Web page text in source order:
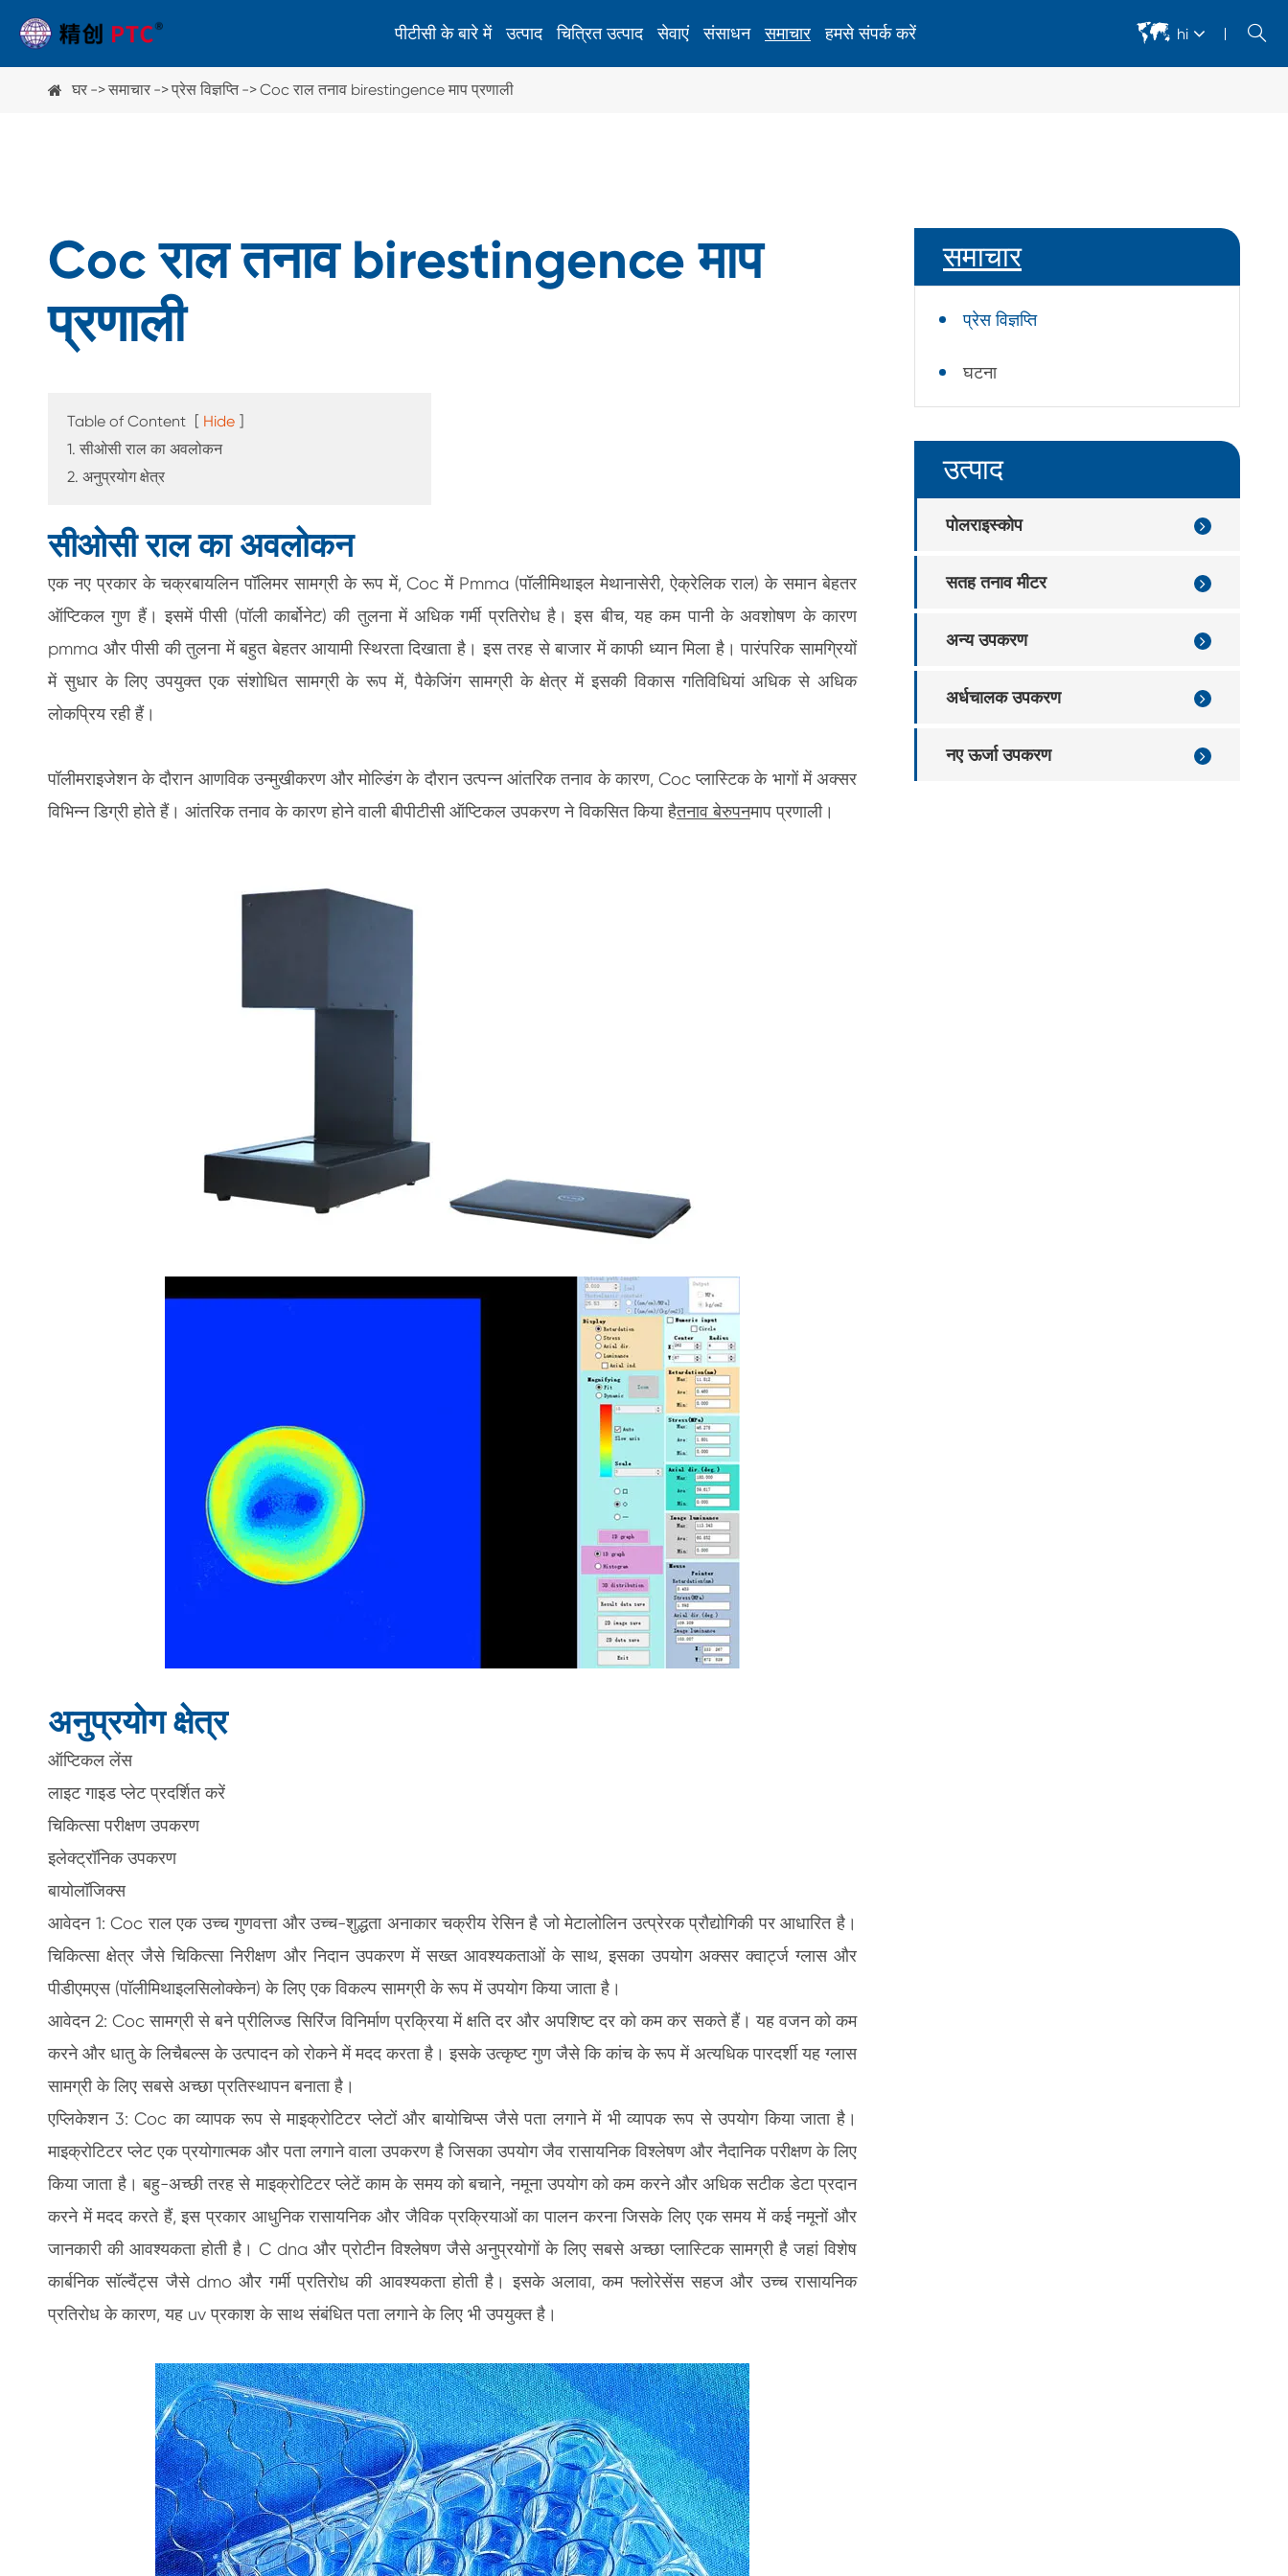
पीटीसी के बारे में उत्पाद
अन्य उपकरण
एएमबी कॉस्मेटिक दोष स्वचालित निरीक्षण उपकरण
एएमबी सोल्डर दोष स्वचालित निरीक्षण उपकरण
सिरेमिक सब्सट्रेट चापलूसी और मोटाई का पता लगाने वाले उपकरण
ध्वनिक टोमोग्राफी स्कैन
चिप ट्रे दोष निरीक्षण उपकरण
चित्रित उत्पाद सेवाएं संसाधन समाचार हमसे संपर्क करें  hi 
घर समाचार प्रेस विज्ञप्ति Coc राल तनाव birestingence माप प्रणाली
Coc राल तनाव birestingence माप
प्रणाली
Table of Content [ Hide ]
1. सीओसी राल का अवलोकन
2. अनुप्रयोग क्षेत्र
सीओसी राल का अवलोकन
एक नए प्रकार के चक्रबायलिन पॉलिमर सामग्री के रूप में, Coc में Pmma (पॉलीमिथाइल मेथानासेरी, ऐक्रेलिक राल) के समान बेहतर
ऑप्टिकल गुण हैं। इसमें पीसी (पॉली कार्बोनेट) की तुलना में अधिक गर्मी प्रतिरोध है। इस बीच, यह कम पानी के अवशोषण के कारण
pmma और पीसी की तुलना में बहुत बेहतर आयामी स्थिरता दिखाता है। इस तरह से बाजार में काफी ध्यान मिला है। पारंपरिक सामग्रियों
में सुधार के लिए उपयुक्त एक संशोधित सामग्री के रूप में, पैकेजिंग सामग्री के क्षेत्र में इसकी विकास गतिविधियां अधिक से अधिक
लोकप्रिय रही हैं।
पॉलीमराइजेशन के दौरान आणविक उन्मुखीकरण और मोल्डिंग के दौरान उत्पन्न आंतरिक तनाव के कारण, Coc प्लास्टिक के भागों में अक्सर
विभिन्न डिग्री होते हैं। आंतरिक तनाव के कारण होने वाली बीपीटीसी ऑप्टिकल उपकरण ने विकसित किया हैतनाव बेरुपनमाप प्रणाली।
अनुप्रयोग क्षेत्र
ऑप्टिकल लेंस
लाइट गाइड प्लेट प्रदर्शित करें
चिकित्सा परीक्षण उपकरण
इलेक्ट्रॉनिक उपकरण
बायोलॉजिक्स
आवेदन 1: Coc राल एक उच्च गुणवत्ता और उच्च-शुद्धता अनाकार चक्रीय रेसिन है जो मेटालोलिन उत्प्रेरक प्रौद्योगिकी पर आधारित है।
चिकित्सा क्षेत्र जैसे चिकित्सा निरीक्षण और निदान उपकरण में सख्त आवश्यकताओं के साथ, इसका उपयोग अक्सर क्वार्ट्ज ग्लास और
पीडीएमएस (पॉलीमिथाइलसिलोक्केन) के लिए एक विकल्प सामग्री के रूप में उपयोग किया जाता है।
आवेदन 2: Coc सामग्री से बने प्रीलिज्ड सिरिंज विनिर्माण प्रक्रिया में क्षति दर और अपशिष्ट दर को कम कर सकते हैं। यह वजन को कम
करने और धातु के लिचैबल्स के उत्पादन को रोकने में मदद करता है। इसके उत्कृष्ट गुण जैसे कि कांच के रूप में अत्यधिक पारदर्शी यह ग्लास
सामग्री के लिए सबसे अच्छा प्रतिस्थापन बनाता है।
एप्लिकेशन 3: Coc का व्यापक रूप से माइक्रोटिटर प्लेटों और बायोचिप्स जैसे पता लगाने में भी व्यापक रूप से उपयोग किया जाता है।
माइक्रोटिटर प्लेट एक प्रयोगात्मक और पता लगाने वाला उपकरण है जिसका उपयोग जैव रासायनिक विश्लेषण और नैदानिक परीक्षण के लिए
किया जाता है। बहु-अच्छी तरह से माइक्रोटिटर प्लेटें काम के समय को बचाने, नमूना उपयोग को कम करने और अधिक सटीक डेटा प्रदान
करने में मदद करते हैं, इस प्रकार आधुनिक रासायनिक और जैविक प्रक्रियाओं का पालन करना जिसके लिए एक समय में कई नमूनों और
जानकारी की आवश्यकता होती है। C dna और प्रोटीन विश्लेषण जैसे अनुप्रयोगों के लिए सबसे अच्छा प्लास्टिक सामग्री है जहां विशेष
कार्बनिक सॉल्वैंट्स जैसे dmo और गर्मी प्रतिरोध की आवश्यकता होती है। इसके अलावा, कम फ्लोरेसेंस सहज और उच्च रासायनिक
प्रतिरोध के कारण, यह uv प्रकाश के साथ संबंधित पता लगाने के लिए भी उपयुक्त है।
समाचार
प्रेस विज्ञप्ति
घटना
उत्पाद
पोलराइस्कोप
सतह तनाव मीटर
अन्य उपकरण
अर्धचालक उपकरण
नए ऊर्जा उपकरण